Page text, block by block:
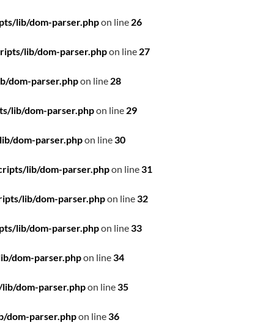
lib/dom-parser.phpon line 26
lib/dom-parser.phpon line 27
dom-parser.phpon line 28
lib/dom-parser.phpon line 29
dom-parser.phpon line30
lib/dom-parser.phpon line31
lib/dom-parser.phpon line32
lib/dom-parser.phpon line33
dom-parser.phpon line34
dom-parser.phpon line35
dom-parser.phpon line36